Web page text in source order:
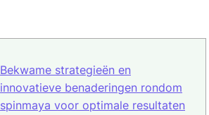
Bekwame strategieën en
innovatieve benaderingen rondom
spinmaya voor optimale resultaten